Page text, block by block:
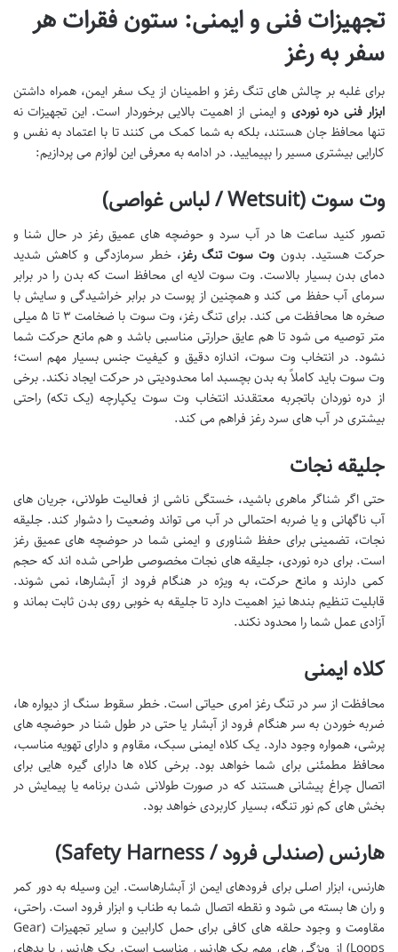
تجهیزات فنی و ایمنی: ستون فقرات هر
سفر به رغز
برای غلبه بر چالش های تنگ رغز و اطمینان از یک سفر ایمن، همراه داشتن
ابزار فنی دره نوردی و ایمنی از اهمیت بالایی برخوردار است. این تجهیزات نه
تنها محافظ جان هستند، بلکه به شما کمک می کنند تا با اعتماد به نفس و
کارایی بیشتری مسیر را بپیمایید. در ادامه به معرفی این لوازم می پردازیم:
وت سوت (Wetsuit / لباس غواصی)
تصور کنید ساعت ها در آب سرد و حوضچه های عمیق رغز در حال شنا و
حرکت هستید. بدون وت سوت تنگ رغز، خطر سرمازدگی و کاهش شدید
دمای بدن بسیار بالاست. وت سوت لایه ای محافظ است که بدن را در برابر
سرمای آب حفظ می کند و همچنین از پوست در برابر خراشیدگی و سایش با
صخره ها محافظت می کند. برای تنگ رغز، وت سوت با ضخامت ۳ تا ۵ میلی
متر توصیه می شود تا هم عایق حرارتی مناسبی باشد و هم مانع حرکت شما
نشود. در انتخاب وت سوت، اندازه دقیق و کیفیت جنس بسیار مهم است؛
وت سوت باید کاملاً به بدن بچسبد اما محدودیتی در حرکت ایجاد نکند. برخی
از دره نوردان باتجربه معتقدند انتخاب وت سوت یکپارچه (یک تکه) راحتی
بیشتری در آب های سرد رغز فراهم می کند.
جلیقه نجات
حتی اگر شناگر ماهری باشید، خستگی ناشی از فعالیت طولانی، جریان های
آب ناگهانی و یا ضربه احتمالی در آب می تواند وضعیت را دشوار کند. جلیقه
نجات، تضمینی برای حفظ شناوری و ایمنی شما در حوضچه های عمیق رغز
است. برای دره نوردی، جلیقه های نجات مخصوصی طراحی شده اند که حجم
کمی دارند و مانع حرکت، به ویژه در هنگام فرود از آبشارها، نمی شوند.
قابلیت تنظیم بندها نیز اهمیت دارد تا جلیقه به خوبی روی بدن ثابت بماند و
آزادی عمل شما را محدود نکند.
کلاه ایمنی
محافظت از سر در تنگ رغز امری حیاتی است. خطر سقوط سنگ از دیواره ها،
ضربه خوردن به سر هنگام فرود از آبشار یا حتی در طول شنا در حوضچه های
پرشی، همواره وجود دارد. یک کلاه ایمنی سبک، مقاوم و دارای تهویه مناسب،
محافظ مطمئنی برای شما خواهد بود. برخی کلاه ها دارای گیره هایی برای
اتصال چراغ پیشانی هستند که در صورت طولانی شدن برنامه یا پیمایش در
بخش های کم نور تنگه، بسیار کاربردی خواهد بود.
هارنس (صندلی فرود / Safety Harness)
هارنس، ابزار اصلی برای فرودهای ایمن از آبشارهاست. این وسیله به دور کمر
و ران ها بسته می شود و نقطه اتصال شما به طناب و ابزار فرود است. راحتی،
مقاومت و وجود حلقه های کافی برای حمل کارابین و سایر تجهیزات (Gear